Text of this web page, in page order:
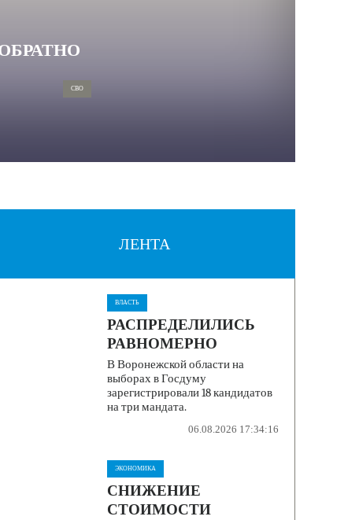
СВО
ЛЕНТА
ВЛАСТЬ
РАСПРЕДЕЛИЛИСЬ
РАВНОМЕРНО
В Воронежской области на
выборах в Госдуму
зарегистрировали 18 кандидатов
на три мандата.
06.08.2026 17:34:16
ЭКОНОМИКА
СНИЖЕНИЕ
СТОИМОСТИ